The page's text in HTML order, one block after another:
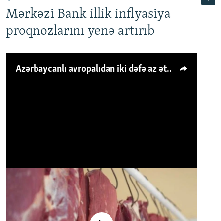
Mərkəzi Bank illik inflyasiya
proqnozlarını yenə artırıb
Azərbaycanlı avropalıdan iki dəfə az ət yeyir, amma... 'Qiymət artımı qaçılmazdır'